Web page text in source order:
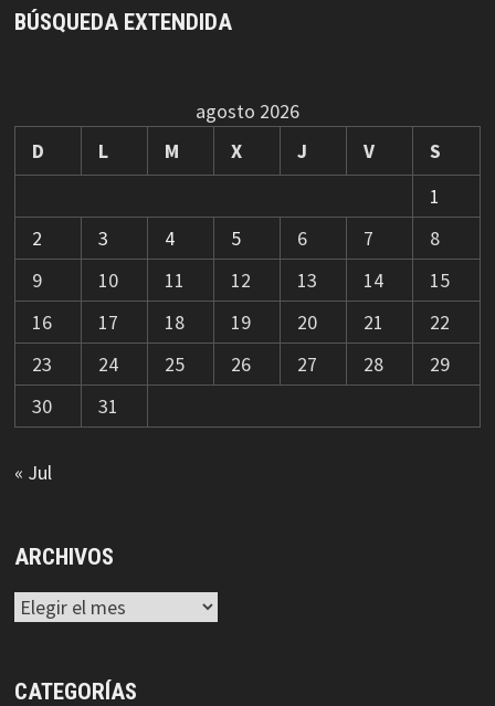
BÚSQUEDA EXTENDIDA
agosto 2026
D
L M X J V
S
1
2
3 4 5 6 7
8
9
10 11 12 13 14
15
16
17 18 19 20 21
22
23
24 25 26 27 28
29
30
31
« Jul
ARCHIVOS
Archivos
CATEGORÍAS